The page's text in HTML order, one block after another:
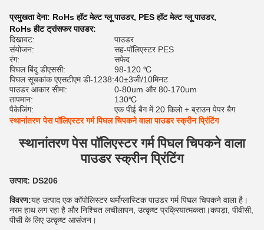
प्रमुखता देना: RoHs हॉट मेल्ट ग्लू पाउडर, PES हॉट मेल्ट ग्लू पाउडर,
RoHs हीट ट्रांसफर पाउडर:
दिखावट:
पाउडर
संयोजन:
सह-पॉलिएस्टर PES
रंग:
सफेद
पिघल बिंदु डीएससी:
98-120 ℃
पिघल सूचकांक एएसटीएम डी-1238:40±3जी/10मिनट
पाउडर आकार सीमा:
0-80um और 80-170um
तापमान:
130℃
पैकेजिंग:
एक पीई बैग में 20 किलो + ब्राउन पेपर बैग
स्थानांतरण पेस पॉलिएस्टर गर्म पिघल चिपकने वाला पाउडर स्क्रीन प्रिंटिंग
स्थानांतरण पेस पॉलिएस्टर गर्म पिघल चिपकने वाला
पाउडर स्क्रीन प्रिंटिंग
उत्पाद: DS206
विवरण:यह उत्पाद एक कॉपोलिस्टर थर्मोप्लास्टिक पाउडर गर्म पिघल चिपकने वाला है।
नरम हाथ लग रहा है और निश्चित लचीलापन, उत्कृष्ट प्रक्रियात्मकता।कपड़ा, पीवीसी,
पीसी के लिए उत्कृष्ट आसंजन।